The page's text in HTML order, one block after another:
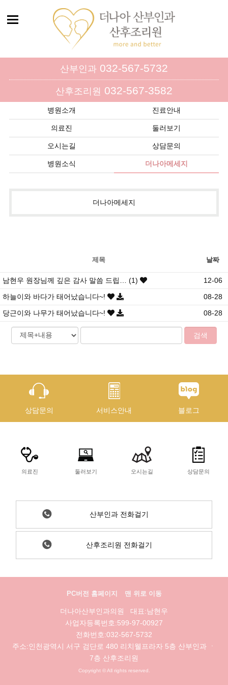
산부인과 032-567-5732
산후조리원 032-567-3582
병원소개 진료안내
의료진 둘러보기
오시는길 상담문의
병원소식 더나아메세지
더나아메세지
제목 날짜
남현우 원장님께 깊은 감사 말씀 드립… (1)
12-06
하늘이와 바다가 태어났습니다~!
08-28
당근이와 나무가 태어났습니다~!
08-28
상담문의 서비스안내 블로그
의료진 둘러보기 오시는길 상담문의
산부인과 전화걸기
산후조리원 전화걸기
PC버전 홈페이지 맨 위로 이동
더나아산부인과의원 대표:남현우
사업자등록번호:599-97-00927
전화번호:032-567-5732
주소:인천광역시 서구 검단로 480 리치웰프라자 5층 산부인과 ㆍ
7층 산후조리원
Copyright © All rights reserved.